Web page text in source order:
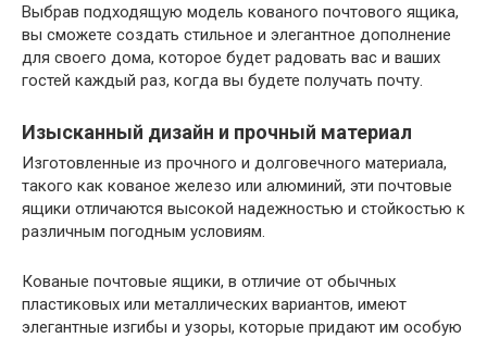
Выбрав подходящую модель кованого почтового ящика,
вы сможете создать стильное и элегантное дополнение
для своего дома, которое будет радовать вас и ваших
гостей каждый раз, когда вы будете получать почту.
Изысканный дизайн и прочный материал
Изготовленные из прочного и долговечного материала,
такого как кованое железо или алюминий, эти почтовые
ящики отличаются высокой надежностью и стойкостью к
различным погодным условиям.
Кованые почтовые ящики, в отличие от обычных
пластиковых или металлических вариантов, имеют
элегантные изгибы и узоры, которые придают им особую